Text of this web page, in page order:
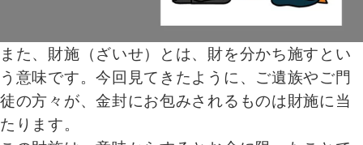
また、財施（ざいせ）とは、財を分かち施すとい
う意味です。今回見てきたように、ご遺族やご門
徒の方々が、金封にお包みされるものは財施に当
たります。